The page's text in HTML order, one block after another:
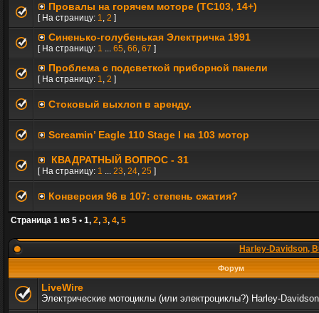
Провалы на горячем моторе (TC103, 14+)
[ На страницу: 1, 2 ]
Синенько-голубенькая Электричка 1991
[ На страницу: 1 ... 65, 66, 67 ]
Проблема с подсветкой приборной панели
[ На страницу: 1, 2 ]
Стоковый выхлоп в аренду.
Screamin’ Eagle 110 Stage I на 103 мотор
КВАДРАТНЫЙ ВОПРОС - 31
[ На страницу: 1 ... 23, 24, 25 ]
Конверсия 96 в 107: степень сжатия?
Страница 1 из 5 • 1, 2, 3, 4, 5
Harley-Davidson,
Форум
LiveWire
Электрические мотоциклы (или электроциклы?) Harley-Davidson